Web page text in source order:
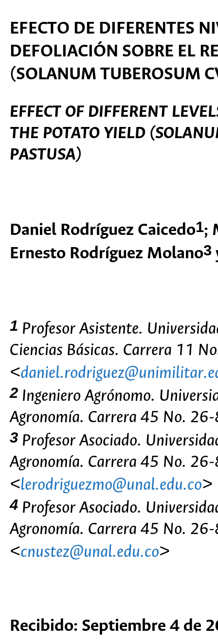
EFECTO DE DIFERENTES
DEFOLIACIÓN SOBRE EL
(SOLANUM TUBEROSUM
EFFECT OF DIFFERENT
THE POTATO YIELD
PASTUSA)
Daniel Rodríguez Caicedo1;
Ernesto Rodríguez Molano3
1 Profesor Asistente.
Ciencias Básicas. Carrera 11
<
2 Ingeniero Agrónomo.
Agronomía. Carrera 45 No.
3 Profesor Asociado.
Agronomía. Carrera 45 No.
<lerodriguezmo@unal.edu.co>
4 Profesor Asociado.
Agronomía. Carrera 45 No.
<cnustez@unal.edu.co>
Recibido: Septiembre 4 de